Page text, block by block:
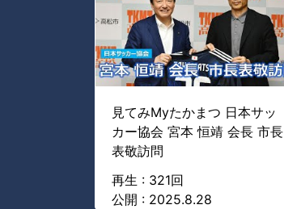
見てみMyたかまつ 日本サッ
カー協会 宮本 恒靖 会長 市長
表敬訪問
再生 : 321回
公開 : 2025.8.28